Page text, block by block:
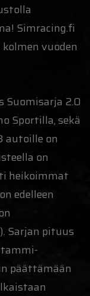
Simracing.fi
vuoden
Suomisarja 2.0
Sportilla, sekä
autoille on
on
heikoimmat
edelleen
Sarjan pituus
päättämään